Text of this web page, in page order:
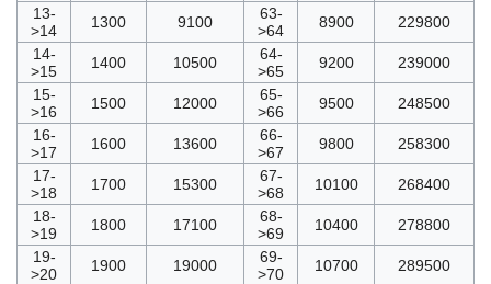
13-
>14
1300 9100
63-
>64
8900
229800
14-
>15
1400 10500
64-
>65
9200
239000
15-
>16
1500 12000
65-
>66
9500
248500
16-
>17
1600 13600
66-
>67
9800
258300
17-
>18
1700 15300
67-
>68
10100
268400
18-
>19
1800 17100
68-
>69
10400
278800
19-
>20
1900 19000
69-
>70
10700
289500